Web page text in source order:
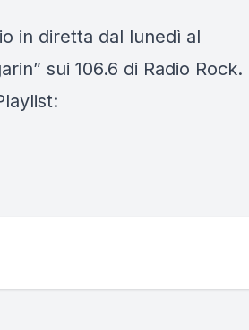
in diretta dal lunedì al
sui 106.6 di Radio Rock.